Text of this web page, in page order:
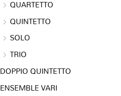
QUARTETTO
QUINTETTO
SOLO
TRIO
DOPPIO QUINTETTO
ENSEMBLE VARI